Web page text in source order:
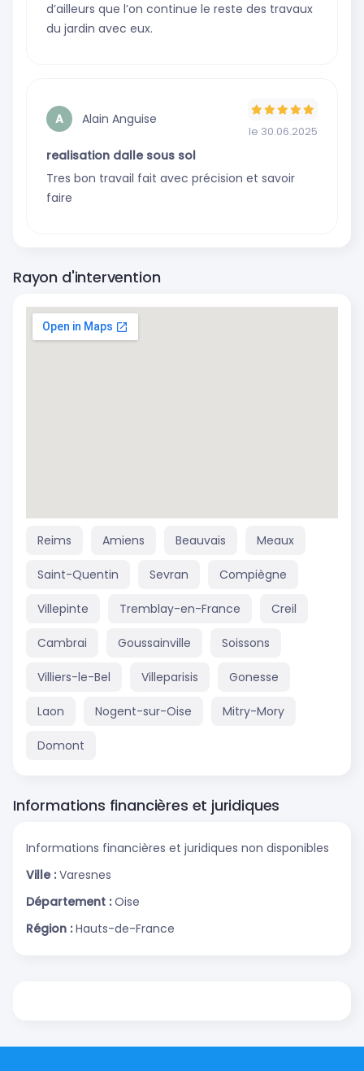
d’ailleurs que l’on continue le reste des travaux
du jardin avec eux.
A Alain Anguise
le 30.06.2025
realisation dalle sous sol
Tres bon travail fait avec précision et savoir
faire
Rayon d'intervention
Reims Amiens Beauvais Meaux
Saint-Quentin Sevran Compiègne
Villepinte Tremblay-en-France Creil
Cambrai Goussainville Soissons
Villiers-le-Bel Villeparisis Gonesse
Laon Nogent-sur-Oise Mitry-Mory
Domont
Informations financières et juridiques
Informations financières et juridiques non disponibles
Ville : Varesnes
Département : Oise
Région : Hauts-de-France